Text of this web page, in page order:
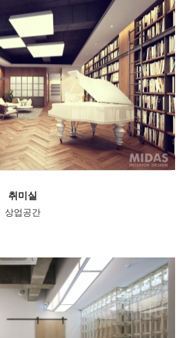
취미실
상업공간